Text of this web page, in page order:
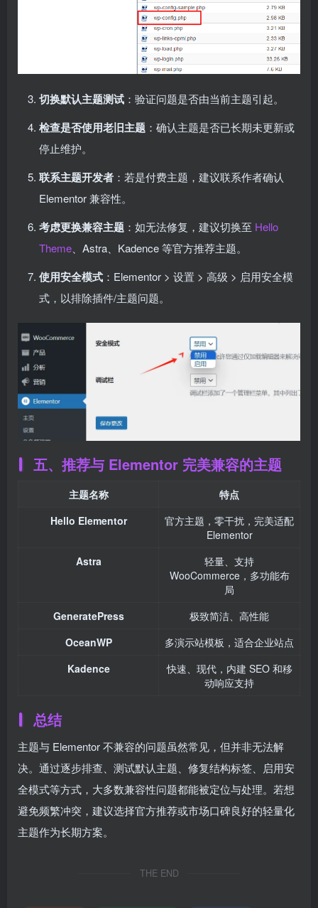
切换默认主题测试 ：验证问题是否由当前主题引起。
检查是否使用老旧主题 ：确认主题是否已长期未更新或
停止维护。
联系主题开发者 ：若是付费主题，建议联系作者确认
Elementor 兼容性。
考虑更换兼容主题 ：如无法修复，建议切换至 Hello
Theme 、Astra、Kadence 等官方推荐主题。
使用安全模式 ：Elementor > 设置 > 高级 > 启用安全模
式，以排除插件/主题问题。
五、推荐与 Elementor 完美兼容的主题
主题名称
特点
Hello Elementor
官方主题，零干扰，完美适配
Elementor
Astra
轻量、支持
WooCommerce，多功能布
局
GeneratePress
极致简洁、高性能
OceanWP
多演示站模板，适合企业站点
Kadence
快速、现代，内建 SEO 和移
动响应支持
总结
主题与 Elementor 不兼容的问题虽然常见，但并非无法解
决。通过逐步排查、测试默认主题、修复结构标签、启用安
全模式等方式，大多数兼容性问题都能被定位与处理。若想
避免频繁冲突，建议选择官方推荐或市场口碑良好的轻量化
主题作为长期方案。
THE END